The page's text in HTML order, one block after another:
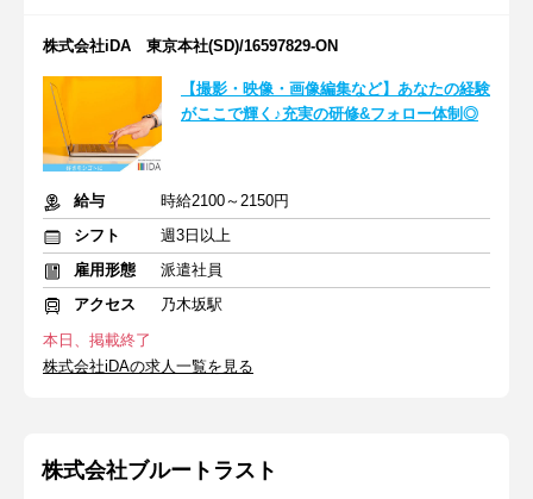
株式会社iDA 東京本社(SD)/16597829-ON
【撮影・映像・画像編集など】あなたの経験
がここで輝く♪充実の研修&フォロー体制◎
給与
時給2100～2150円
シフト
週3日以上
雇用形態
派遣社員
アクセス
乃木坂駅
本日、掲載終了
株式会社iDAの求人一覧を見る
株式会社ブルートラスト